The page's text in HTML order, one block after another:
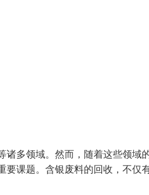
诸多领域。然而，随着这些领域
要课题。含银废料的回收，不仅